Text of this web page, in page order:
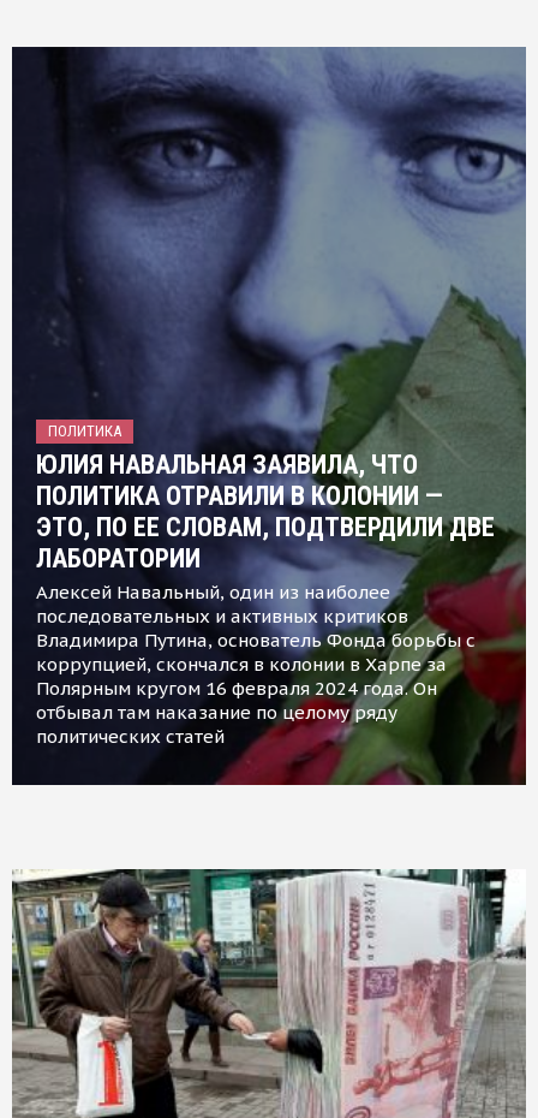
ПОЛИТИКА
ЮЛИЯ НАВАЛЬНАЯ ЗАЯВИЛА, ЧТО
ПОЛИТИКА ОТРАВИЛИ В КОЛОНИИ —
ЭТО, ПО ЕЕ СЛОВАМ, ПОДТВЕРДИЛИ ДВЕ
ЛАБОРАТОРИИ
Алексей Навальный, один из наиболее
последовательных и активных критиков
Владимира Путина, основатель Фонда борьбы с
коррупцией, скончался в колонии в Харпе за
Полярным кругом 16 февраля 2024 года. Он
отбывал там наказание по целому ряду
политических статей